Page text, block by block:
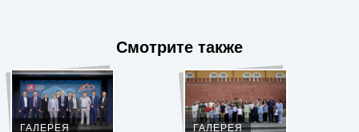
Смотрите также
ГАЛЕРЕЯ ГАЛЕРЕЯ